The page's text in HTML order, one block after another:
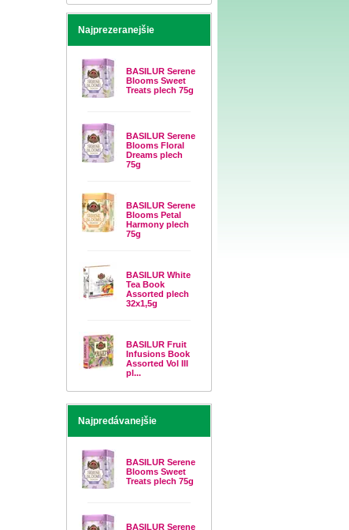
Najprezeranejšie
BASILUR Serene
Blooms Sweet
Treats plech 75g
BASILUR Serene
Blooms Floral
Dreams plech
75g
BASILUR Serene
Blooms Petal
Harmony plech
75g
BASILUR White
Tea Book
Assorted plech
32x1,5g
BASILUR Fruit
Infusions Book
Assorted Vol III
pl...
Najpredávanejšie
BASILUR Serene
Blooms Sweet
Treats plech 75g
BASILUR Serene